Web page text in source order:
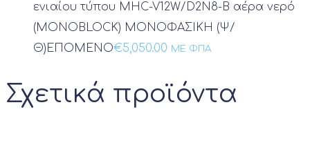
ενιαίου τύπου MHC-V12W/D2N8-B αέρα νερό
(MONOBLOCK) ΜΟΝΟΦΑΣΙΚΗ (Ψ/
Θ) ΕΠΟΜΕΝΟ€5,050.00 ΜΕ ΦΠΑ
Σχετικά προϊόντα